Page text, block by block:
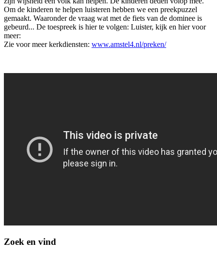
Om de kinderen te helpen luisteren hebben we een preekpuzzel
gemaakt. Waaronder de vraag wat met de fiets van de dominee is
gebeurd... De toespreek is hier te volgen: Luister, kijk en hier voor
meer:
Zie voor meer kerkdiensten: www.amstel4.nl/preken/
Zoek en vind